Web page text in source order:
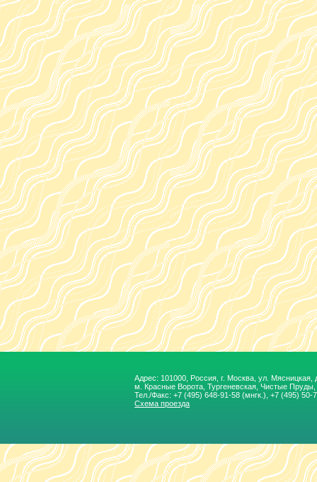
Адрес: 101000, Россия, г. Москва, ул. Мясницкая,
м. Красные Ворота, Тургеневская, Чиcтые
Тел./Факс: +7 (495) 648-91-58 (мнгк.), +7 (495) 50-
Схема проезда